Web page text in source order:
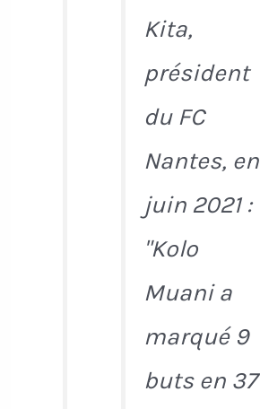
Kita,
président
du FC
Nantes, en
juin 2021 :
"Kolo
Muani a
marqué 9
buts en 37